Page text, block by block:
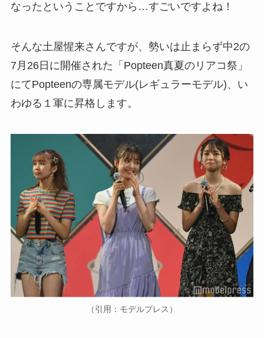
なったということですから…すごいですよね！
そんな土屋惺来さんですが、勢いは止まらず中2の
7月26日に開催された「Popteen真夏のリアコ祭」
にてPopteenの専属モデル(レギュラーモデル)、い
わゆる１軍に昇格します。
（引用：モデルプレス）